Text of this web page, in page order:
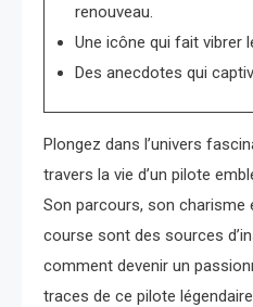
renouveau.
Une icône qui fait vibrer
Des anecdotes qui
Plongez dans l’univers
travers la vie d’un pilote
Son parcours, son charisme
course sont des sources
comment devenir un
traces de ce pilote légendaire.